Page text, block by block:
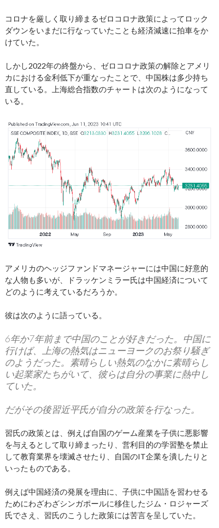
コロナを厳しく取り締まるゼロコロナ政策によってロック
ダウンをいまだに行なっていたことも経済減速に拍車をか
けていた。
しかし2022年の終盤から、ゼロコロナ政策の解除とアメリ
カにおける金利低下が重なったことで、中国株は多少持ち
直している。上海総合指数のチャートは次のようになって
いる。
アメリカのヘッジファンドマネージャーには中国に好意的
な人物も多いが、ドラッケンミラー氏は中国経済について
どのように考えているだろうか。
彼は次のように語っている。
6年か7年前まで中国のことが好きだった。中国に
行けば、上海の熱気はニューヨークのお祭り騒ぎ
のようだった。素晴らしい熱気のなかに素晴らし
い起業家たちがいて、彼らは自分の事業に熱中し
ていた。
だがその後習近平氏が自分の政策を行なった。
習氏の政策とは、例えば自国のゲーム産業を子供に悪影響
を与えるとして取り締まったり、営利目的の学習塾を禁止
して教育業界を壊滅させたり、自国のIT企業を潰したりと
いったものである。
例えば中国経済の発展を理由に、子供に中国語を習わせる
ためにわざわざシンガポールに移住したジム・ロジャーズ
氏でさえ、習氏のこうした政策には苦言を呈していた。